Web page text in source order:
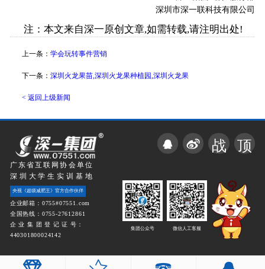
深圳市深一联科技有限公司
注：本文来自深一原创文章,如需转载,请注明出处!
上一条： 学会玩转事件营销
下一条： 深圳火龙果苗,深圳火龙果种植园,深圳火龙果
< 返回上级新闻
广东省互联网协会单位
深圳大学生实训基地
央视《超级减肥王》官方合作伙伴
企业邮箱：0755#07551.com
全国热线：0755-27612861
企 业 集 团 登 记 证 号：
440301800024142
战 顶
集团公众号 微信人工客服